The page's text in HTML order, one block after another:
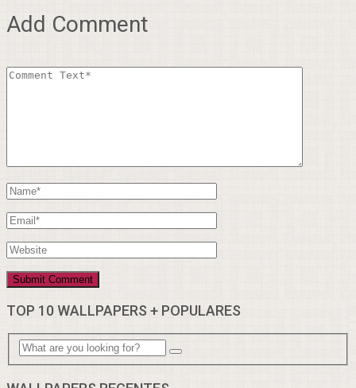
Add Comment
TOP 10 WALLPAPERS + POPULARES